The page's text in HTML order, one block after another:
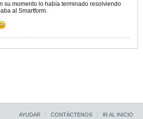
su momento lo había terminado resolviendo
al Smartform.
AYUDAR CONTÁCTENOS IR AL INICIO